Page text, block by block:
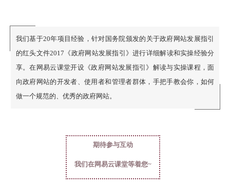
我们基于20年项目经验，针对国务院颁发的关于政府网站发展指引
的红头文件2017《政府网站发展指引》进行详细解读和实操经验分
享。在网易云课堂开设《政府网站发展指引》解读与实操课程，面
向政府网站的开发者、使用者和管理者群体，手把手教会你，如何
做一个规范的、优秀的政府网站。
期待参与互动
我们在网易云课堂等着您~